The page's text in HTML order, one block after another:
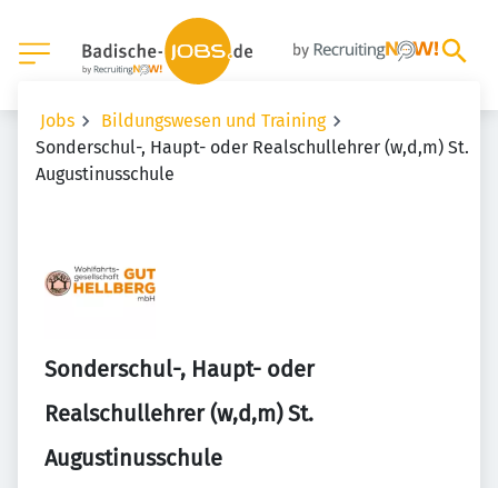
Jobs
Bildungswesen und Training
Sonderschul-, Haupt- oder Realschullehrer (w,d,m) St.
Augustinusschule
Sonderschul-, Haupt- oder
Realschullehrer (w,d,m) St.
Augustinusschule